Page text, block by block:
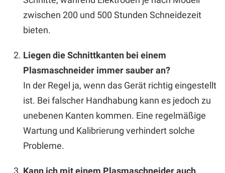
zwischen 200 und 500 Stunden Schneidezeit
bieten.
Liegen die Schnittkanten bei einem
Plasmaschneider immer sauber an?
In der Regel ja, wenn das Gerät richtig eingestellt
ist. Bei falscher Handhabung kann es jedoch zu
unebenen Kanten kommen. Eine regelmäßige
Wartung und Kalibrierung verhindert solche
Probleme.
Kann ich mit einem Plasmaschneider auch